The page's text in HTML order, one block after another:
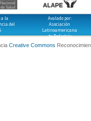
a la
del
Avalado por:
Asociación
Latinoamericana
de Pediatría
Creative Commons